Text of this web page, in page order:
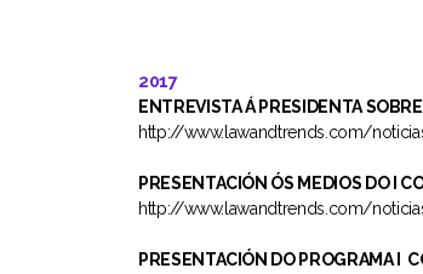
2017
ENTREVISTA Á PRESIDENTA
http://www.lawandtrends.com/
PRESENTACIÓN ÓS MEDIOS DO
http://www.lawandtrends.com/
PRESENTACIÓN DO